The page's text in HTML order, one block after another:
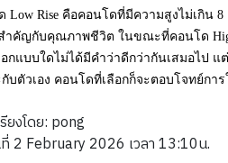
Low Rise คือคอนโดที่มีความสูงไม่เกิน
ำคัญกับคุณภาพชีวิต ในขณะที่คอนโด
อกแบบใดไม่ได้มีคำว่าดีกว่ากันเสมอไป
กับตัวเอง คอนโดที่เลือกก็จะตอบโจทย์กา
ยงโดย: pong
2 February 2026 เวลา 13:10น.